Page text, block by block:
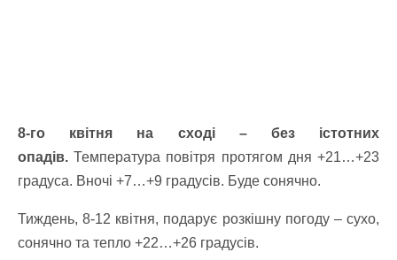
8-го квітня на сході – без істотних
опадів. Температура повітря протягом дня +21…+23
градуса. Вночі +7…+9 градусів. Буде сонячно.
Тиждень, 8-12 квітня, подарує розкішну погоду – сухо,
сонячно та тепло +22…+26 градусів.